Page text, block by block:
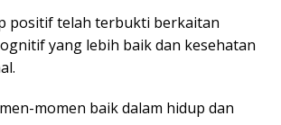
positif telah terbukti berkaitan
yang lebih baik dan kesehatan
momen baik dalam hidup dan